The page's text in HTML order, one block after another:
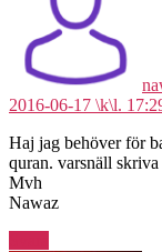
2016-06-17 \k\l.
Haj jag behöver för
quran. varsnäll
Mvh
Nawaz